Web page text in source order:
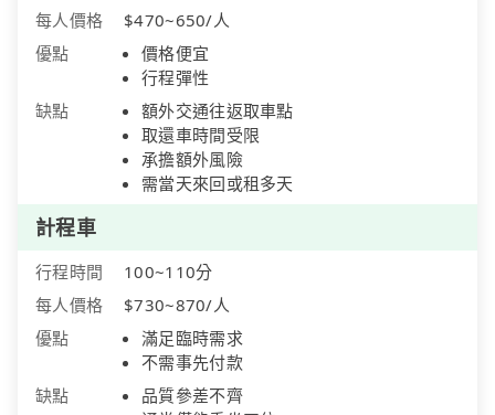
每人價格
$470~650/人
優點
價格便宜
行程彈性
缺點
額外交通往返取車點
取還車時間受限
承擔額外風險
需當天來回或租多天
計程車
行程時間
100~110分
每人價格
$730~870/人
優點
滿足臨時需求
不需事先付款
缺點
品質參差不齊